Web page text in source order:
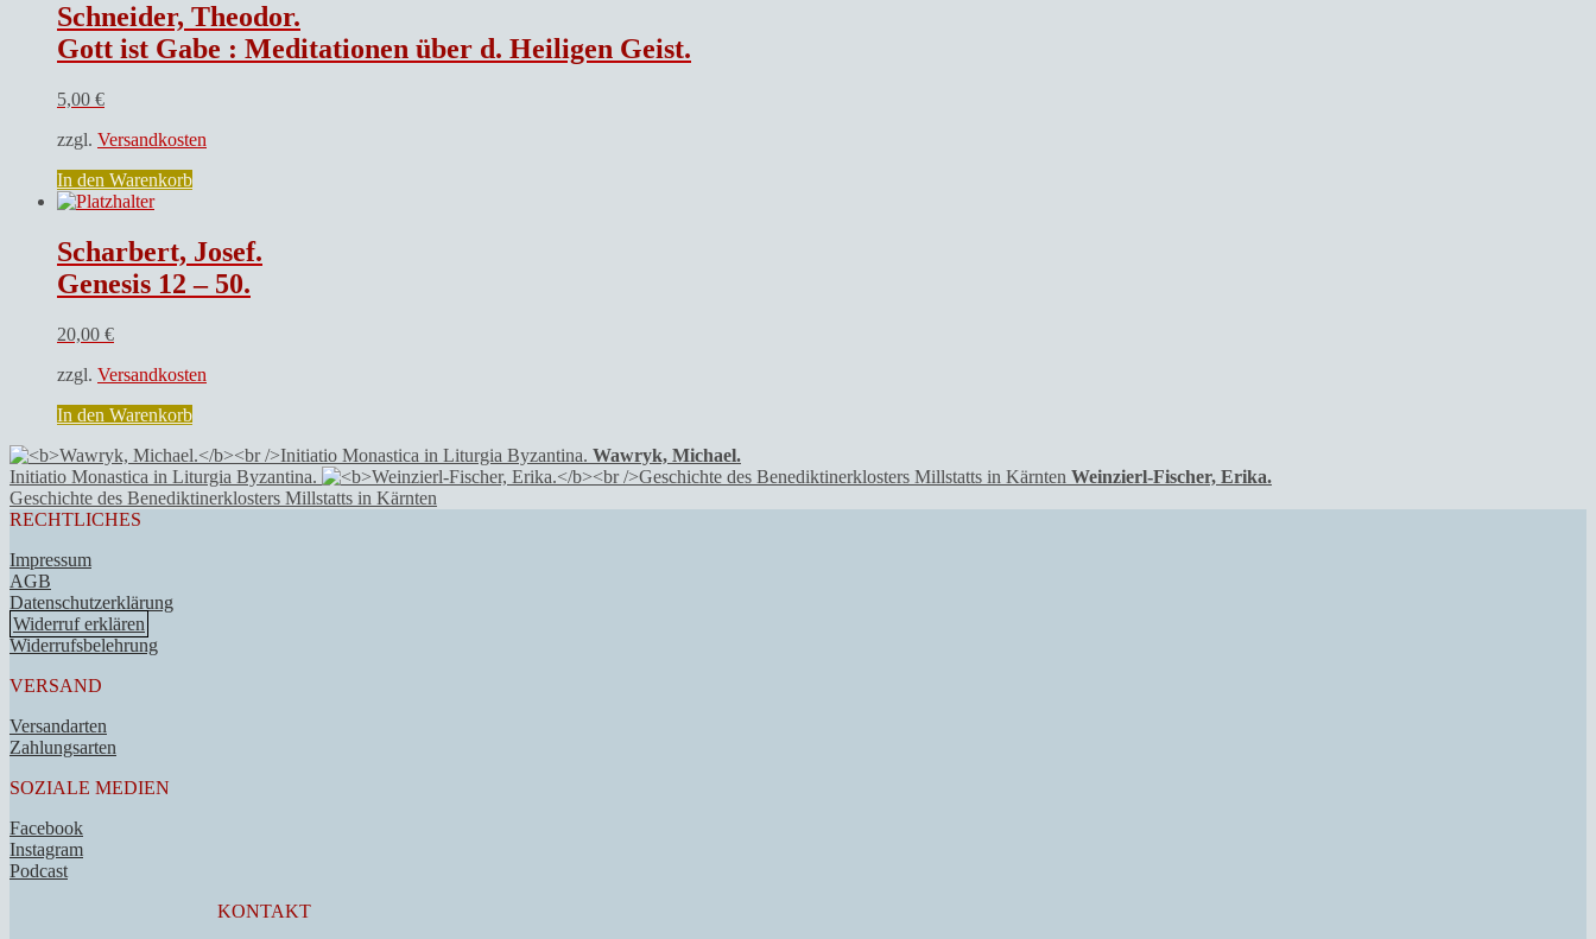
Schneider, Theodor.
Gott ist Gabe : Meditationen über d. Heiligen Geist.
5,00 €
zzgl. Versandkosten
In den Warenkorb
Scharbert, Josef.
Genesis 12 – 50.
20,00 €
zzgl. Versandkosten
In den Warenkorb
Wawryk, Michael.
Initiatio Monastica in Liturgia Byzantina.
Weinzierl-Fischer, Erika.
Geschichte des Benediktinerklosters Millstatts in Kärnten
RECHTLICHES
Impressum
AGB
Datenschutzerklärung
Widerruf erklären
Widerrufsbelehrung
VERSAND
Versandarten
Zahlungsarten
SOZIALE MEDIEN
Facebook
Instagram
Podcast
KONTAKT